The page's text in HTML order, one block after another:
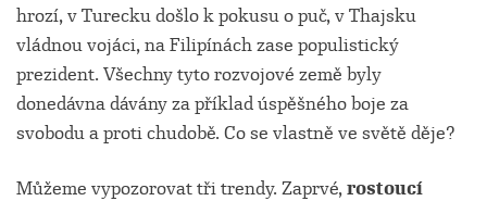
hrozí, v Turecku došlo k pokusu o puč, v Thajsku
vládnou vojáci, na Filipínách zase populistický
prezident. Všechny tyto rozvojové země byly
donedávna dávány za příklad úspěšného boje za
svobodu a proti chudobě. Co se vlastně ve světě děje?
Můžeme vypozorovat tři trendy. Zaprvé,rostoucí